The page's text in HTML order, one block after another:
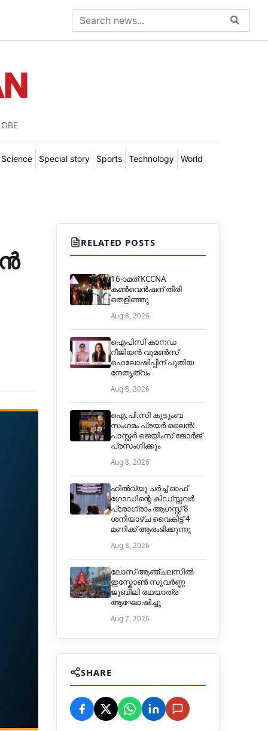
Science Special story Sports Technology World
RELATED POSTS
16-ാമത് KCCNA
കൺവെൻഷന് തിരി
തെളിഞ്ഞു
Aug 8, 2026
ഐപിസി കാനഡ
റീജിയൻ വുമൺസ്
ഫെലോഷിപ്പിന് പുതിയ
നേതൃത്വം
Aug 8, 2026
ഐ.പി.സി കുടുംബ
സംഗമം പ്രയർ ലൈൻ:
പാസ്റ്റർ ജെയിംസ് ജോർജ്
പ്രസംഗിക്കും
Aug 8, 2026
ഹിൽവ്യൂ ചർച്ച് ഓഫ്
ഗോഡിന്റെ കിഡ്സ്സവർ
പ്രോഗ്രാം ആഗസ്റ്റ് 8
ശനിയാഴ്ച വൈകിട്ട് 4
മണിക്ക് ആരംഭിക്കുന്നു
Aug 8, 2026
ലോസ് ആഞ്ചലസിൽ
ഇസ്കോൺ സുവർണ്ണ
ജൂബിലി രഥയാത്ര
ആഘോഷിച്ചു
Aug 7, 2026
SHARE